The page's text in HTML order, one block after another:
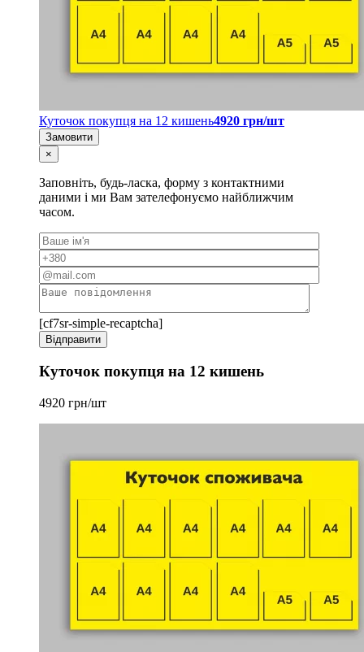
Куточок покупця на 12 кишень4920 грн/шт
Замовити
×
Заповніть, будь-ласка, форму з контактними
даними і ми Вам зателефонуємо найближчим
часом.
[cf7sr-simple-recaptcha]
Куточок покупця на 12 кишень
4920 грн/шт